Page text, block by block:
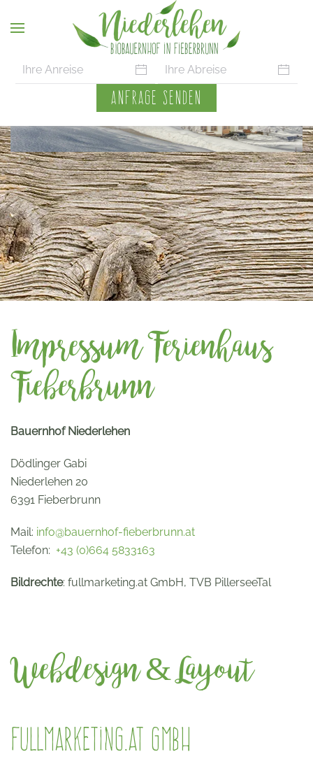
Skip to main content
ANFRAGE SENDEN
Impressum Ferienhaus
Fieberbrunn
Bauernhof Niederlehen
Dödlinger Gabi
Niederlehen 20
6391 Fieberbrunn
Mail: info@bauernhof-fieberbrunn.at
Telefon: +43 (0)664 5833163
Bildrechte: fullmarketing.at GmbH, TVB PillerseeTal
Webdesign & Layout
fullmarketing.at GmbH